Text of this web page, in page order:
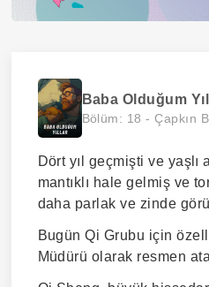
Baba Olduğum
Bölüm: 18 -Çapkın
Dört yıl geçmişti ve yaşlı
mantıklı hale gelmiş ve
daha parlak ve zinde
Bugün Qi Grubu için
Müdürü olarak resmen